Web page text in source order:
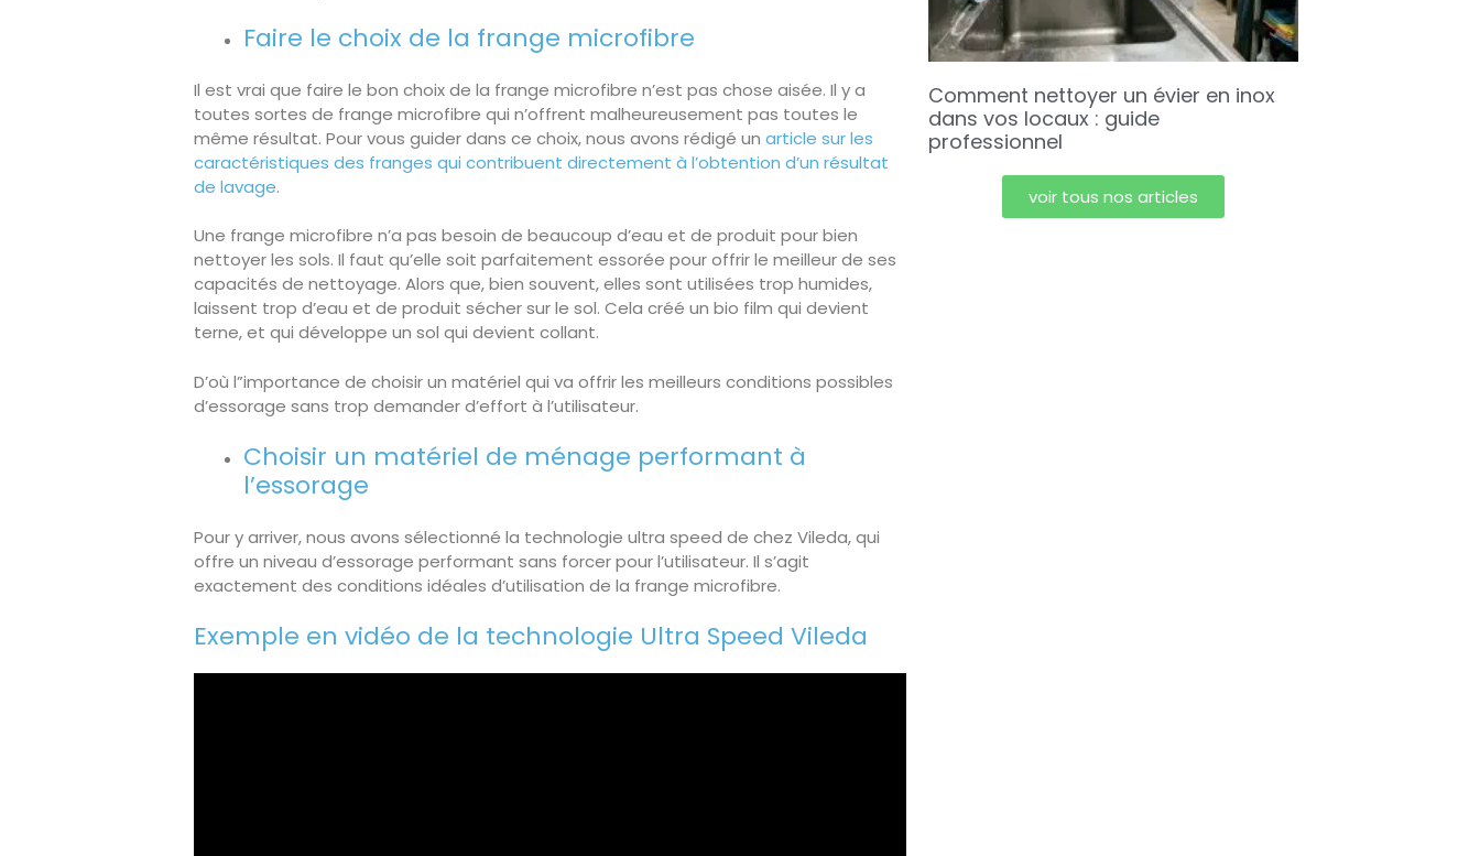
Faire le choix de la frange microfibre
Il est vrai que faire le bon choix de la frange microfibre n’est pas chose aisée. Il y a
toutes sortes de frange microfibre qui n’offrent malheureusement pas toutes le
même résultat. Pour vous guider dans ce choix, nous avons rédigé un article sur les
caractéristiques des franges qui contribuent directement à l’obtention d’un résultat
de lavage.
Une frange microfibre n’a pas besoin de beaucoup d’eau et de produit pour bien
nettoyer les sols. Il faut qu’elle soit parfaitement essorée pour offrir le meilleur de ses
capacités de nettoyage. Alors que, bien souvent, elles sont utilisées trop humides,
laissent trop d’eau et de produit sécher sur le sol. Cela créé un bio film qui devient
terne, et qui développe un sol qui devient collant.
D’où l”importance de choisir un matériel qui va offrir les meilleurs conditions possibles
d’essorage sans trop demander d’effort à l’utilisateur.
Choisir un matériel de ménage performant à
l’essorage
Pour y arriver, nous avons sélectionné la technologie ultra speed de chez Vileda, qui
offre un niveau d’essorage performant sans forcer pour l’utilisateur. Il s’agit
exactement des conditions idéales d’utilisation de la frange microfibre.
Exemple en vidéo de la technologie Ultra Speed Vileda
Comment nettoyer un évier en inox
dans vos locaux : guide
professionnel
voir tous nos articles